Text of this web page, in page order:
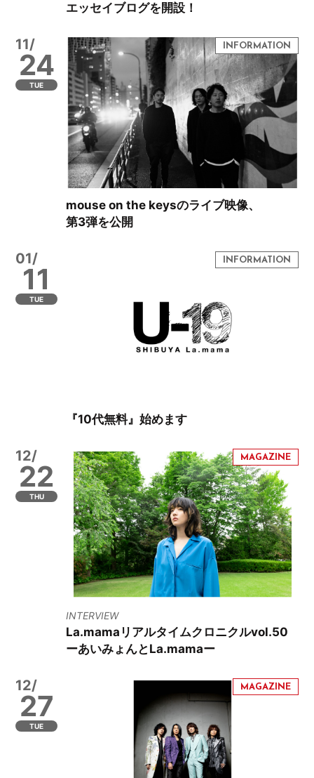
エッセイブログを開設！
11/
24
TUE
mouse on the keysのライブ映像、
第3弾を公開
01/
11
TUE
『10代無料』始めます
12/
22
THU
INTERVIEW
La.mamaリアルタイムクロニクルvol.50
ーあいみょんとLa.mamaー
12/
27
TUE